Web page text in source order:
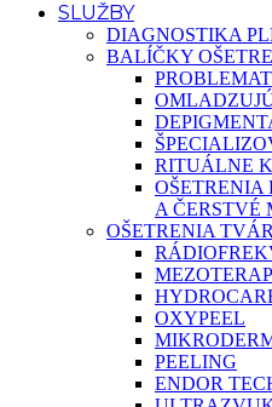
SLUŽBY
DIAGNOSTIKA
BALÍČKY
RITUÁLNE
OŠETRENIA
A ČERSTVÉ
OŠETRENIA
OXYPEEL
PEELING
ENDOR